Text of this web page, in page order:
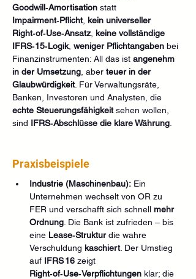
Goodwill‑Amortisation statt
Impairment‑Pflicht, kein universeller
Right‑of‑Use‑Ansatz keine vollständige
IFRS‑15‑Logik, weniger Pflichtangaben bei
Finanzinstrumenten: All das ist angenehm
in der Umsetzung , aber teuer in der
Glaubwürdigkeit. Für Verwaltungsräte,
Banken, Investoren und Analysten, die
echte Steuerungsfähigkeit sehen wollen,
sind IFRS‑Abschlüsse die klare Währung
Praxisbeispiele
Industrie (Maschinenbau): Ein
Unternehmen wechselt von OR zu
FER und verschafft sich schnell mehr
Ordnung . Die Bank ist zufrieden – bis
eine Lease‑Struktur die wahre
Verschuldung kaschiert. Der Umstieg
auf IFRS 16 zeigt
Right‑of‑Use‑Verpflichtungen klar; die